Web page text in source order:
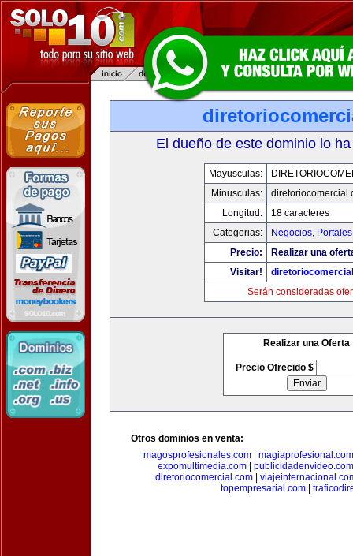
El dueño de este dominio lo
Mayusculas:
Minusculas:
Longitud:
18 caracteres
Categorias:
Negocios, Portales
Precio:
Realizar una
Visitar!
Serán consideradas
Realizar una Oferta
Precio Ofrecido $
Otros dominios en venta:
magosprofesionales.com
magiaprofesional.com
expomultimedia.com
publicidadenvideo.com
diretoriocomercial.com
topempresarial.com|